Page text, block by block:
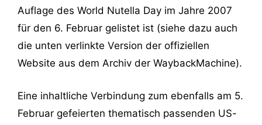
Auflage des World Nutella Day im Jahre 2007
für den 6. Februar gelistet ist (siehe dazu auch
die unten verlinkte Version der offiziellen
Website aus dem Archiv der WaybackMachine).
Eine inhaltliche Verbindung zum ebenfalls am 5.
Februar gefeierten thematisch passenden US-